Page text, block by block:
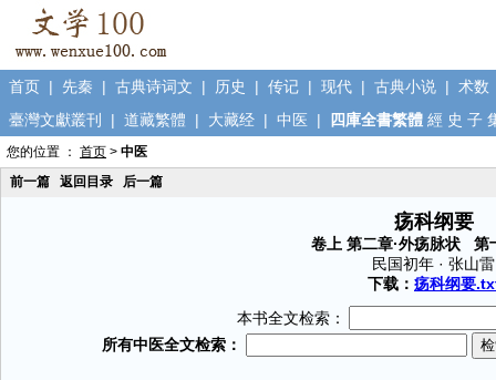
首页 | 先秦 | 古典诗词文 | 历史 | 传记 | 现代 | 古典小说 | 术数
臺灣文獻叢刊
| 道藏繁體 | 大藏经 | 中医 | 四庫全書繁體 經 史 子
您的位置 ： 首页 > 中医
前一篇
返回目录 后一篇
疡科纲要
卷上 第二章·外疡脉状 第
民国初年 · 张山雷
下载： 疡科纲要
本书全文检索：